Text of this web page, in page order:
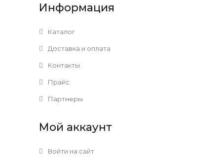
Информация
Каталог
Доставка и оплата
Контакты
Прайс
Партнеры
Мой аккаунт
Войти на сайт